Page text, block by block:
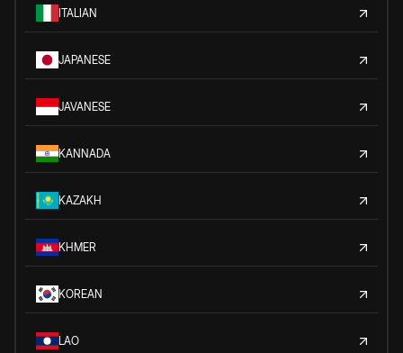
ITALIAN
JAPANESE
JAVANESE
KANNADA
KAZAKH
KHMER
KOREAN
LAO